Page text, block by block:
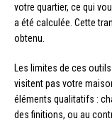
votre quartier, ce qui
a été calculée. Cette
obtenu.
Les limites de ces
visitent pas votre
éléments qualitatifs :
des finitions, ou au